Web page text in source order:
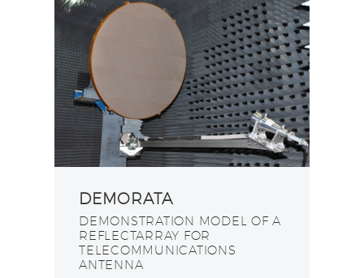
DEMORATA
DEMONSTRATION MODEL OF A
REFLECTARRAY FOR
TELECOMMUNICATIONS
ANTENNA